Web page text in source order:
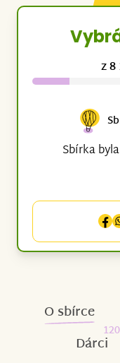
z 8
Sbírka
O sbírce
Dárci